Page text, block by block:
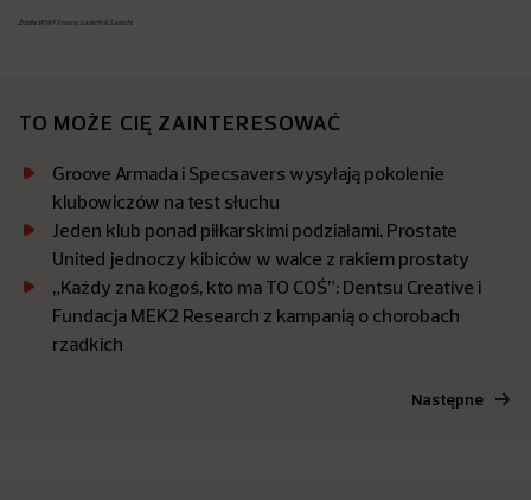
Źródła: WWF France, Saatchi & Saatchi
TO MOŻE CIĘ ZAINTERESOWAĆ
Groove Armada i Specsavers wysyłają pokolenie
klubowiczów na test słuchu
Jeden klub ponad piłkarskimi podziałami. Prostate
United jednoczy kibiców w walce z rakiem prostaty
„Każdy zna kogoś, kto ma TO COŚ”: Dentsu Creative i
Fundacja MEK2 Research z kampanią o chorobach
rzadkich
Następne